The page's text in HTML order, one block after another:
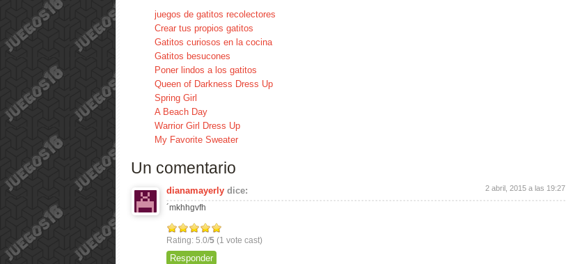
juegos de gatitos recolectores
Crear tus propios gatitos
Gatitos curiosos en la cocina
Gatitos besucones
Poner lindos a los gatitos
Queen of Darkness Dress Up
Spring Girl
A Beach Day
Warrior Girl Dress Up
My Favorite Sweater
Un comentario
dianamayerly dice: 2 abril, 2015 a las 19:27
´mkhhgvfh
Rating: 5.0/5 (1 vote cast)
Responder